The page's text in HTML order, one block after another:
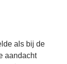
als bij de
aandacht